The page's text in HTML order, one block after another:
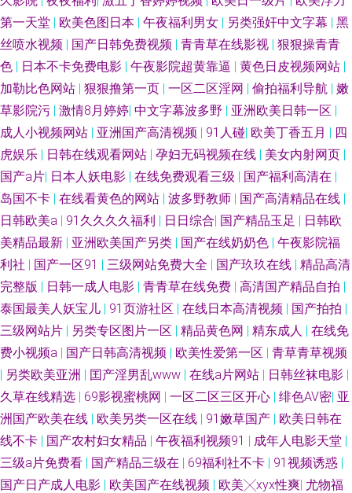
吃瓜偷青视频 日本阿v中文字幕 亚洲天堂av网 91黑丝免费 91性爱视频 大香
蕉青草 九一视频色综合 日本久久视 在线看日韩 91日曼黄 潮喷视频一区二区
www豆花社区 黑丝美女自慰网站 欧美精品久久多人混战 天堂色豆花113
黑丝美女 在线看欧美日韩sss 91麻豆精产国品 av高潮亚洲 国产欧美香蕉视
频 日韩欧美网站A片 91n美女 91制片厂东京热 国产精品49 美欧日韩av 色色
的网站 在线中文字幕网站日韩 91入口成人 操碰在线视频95av 欧美日韩色网
站 香蕉国产 91秦先生在这播放 白丝白虎自慰 精品国产二区三区三州 婷婷第
五页 日韩另类无码AV 影视先锋日韩资源网 国产精品久久性爱 日本伦理在线
观看网页 夜夜撸2026俺来也 91社区成人在线 影音先锋资源乱 久久五月91
深爱激情激动网 91av福利 A级片男人天堂 久草99福利视频 日韩欧美国产色
色 91rp爆 91熊猫在线免费观看 国产电影免费观看 男人天堂A片 五月妞妞网
第一天堂 | 欧美色图日本 | 午夜福利男女 | 另类强奸中文字幕 | 黑
丝喷水视频 | 国产日韩免费视频 | 青青草在线影视 | 狠狠操青青
色 | 日本不卡免费电影 | 午夜影院超黄靠逼 | 黄色日皮视频网站 |
加勒比色网站 | 狠狠撸第一页 | 一区二区淫网 | 偷拍福利导航 | 嫩
草影院污 | 激情8月婷婷| 中文字幕波多野 | 亚洲欧美日韩一区 |
成人小视频网站 | 亚洲国产高清视频 | 91人碰| 欧美丁香五月 | 四
虎娱乐 | 日韩在线观看网站 | 孕妇无码视频在线 | 美女内射网页 |
国产a片| 日本人妖电影 | 在线免费观看三级 | 国产福利高清在 |
岛国不卡 | 在线看黄色的网站 | 波多野教师 | 国产高清精品在线 |
日韩欧美a | 91久久久久福利 | 日日综合| 国产精品玉足 | 日韩欧
美精品最新 | 亚洲欧美国产另类 | 国产在线奶奶色 | 午夜影院福
利社 | 国产一区91 | 三级网站免费大全 | 国产玖玖在线 | 精品高清
完整版 | 日韩一成人电影 | 青青草在线免费 | 高清国产精品自拍 |
泰国最美人妖宝儿 | 91页游社区 | 在线日本高清视频 | 国产拍拍 |
三级网站片 | 另类专区图片一区 | 精品黄色网 | 精东成人 | 在线免
费小视频a | 国产日韩高清视频 | 欧美性爱第一区 | 青草青草视频
| 另类欧美亚洲 | 囯产淫男乱www | 在线a片网站 | 日韩丝袜电影 |
久草在线精选 | 69影视蜜桃网 | 一区二区三区开心 | 绯色AV密| 亚
洲国产欧美在线 | 欧美另类一区在线 | 91嫩草国产 | 欧美日韩在
线不卡 | 国产农村妇女精品 | 午夜福利视频91 | 成年人电影天堂 |
三级a片免费看 | 国产精品三级在 | 69福利社不卡 | 91视频诱惑 |
国产日产成人电影 | 欧美国产在线视频 | 欧美╳xyx性爽| 尤物福